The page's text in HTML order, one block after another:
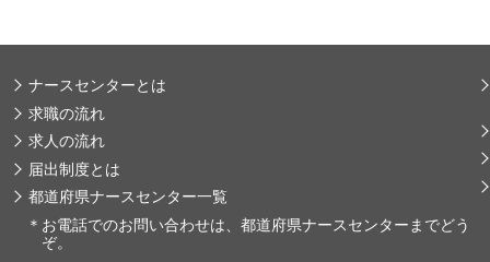
ナースセンターとは
求職の流れ
求人の流れ
届出制度とは
都道府県ナースセンター一覧
＊ お電話でのお問い合わせは、都道府県ナースセンターまでどう
ぞ。